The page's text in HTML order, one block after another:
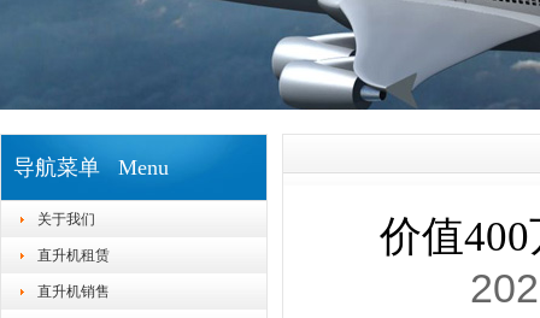
导航菜单 Menu
关于我们
直升机租赁
直升机销售
价值